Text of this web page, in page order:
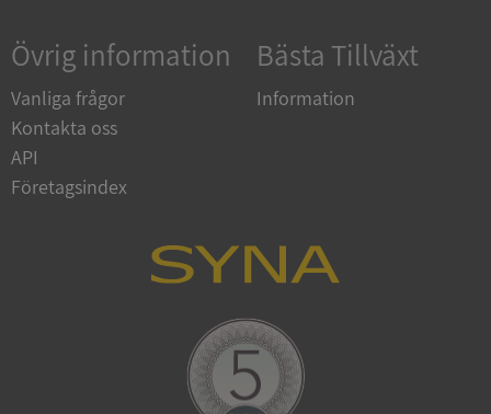
Övrig information
Vanliga frågor
Kontakta oss
API
Företagsindex
Bästa Tillväxt
Information
VISITOR_PRIVACY_METADATA
YouTube
.youtube.com
ASP.NET_SessionId
Microsoft
Privacy Policy